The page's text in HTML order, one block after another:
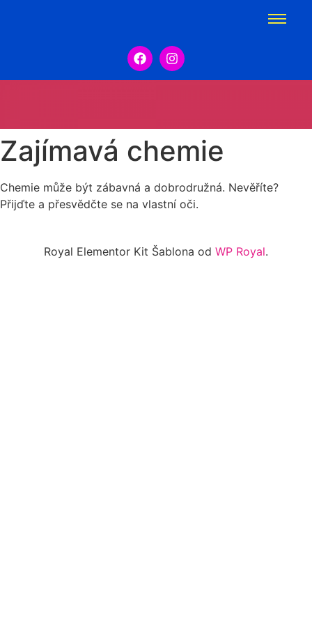
Zajímavá chemie
Chemie může být zábavná a dobrodružná. Nevěříte?
Přijďte a přesvědčte se na vlastní oči.
Royal Elementor Kit Šablona od WP Royal.